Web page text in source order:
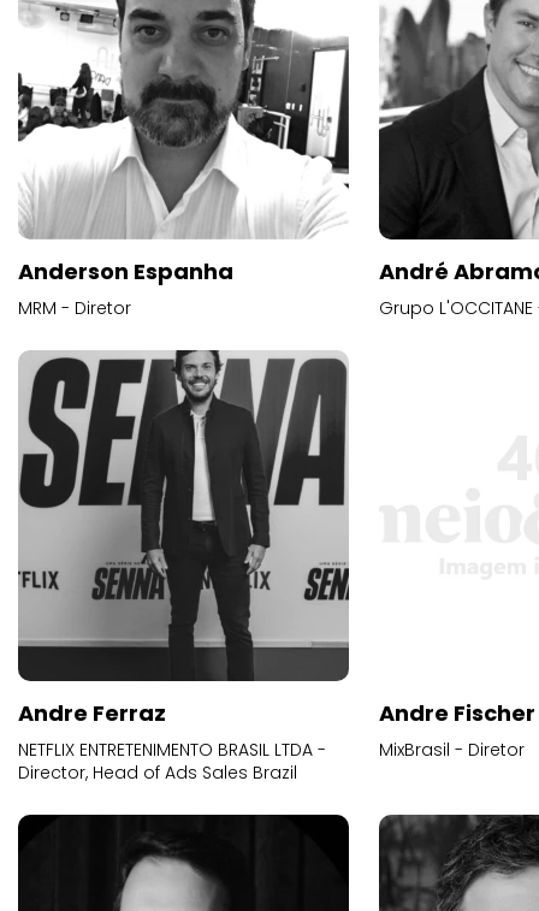
Anderson Espanha
MRM - Diretor
André
Grupo
Andre Ferraz
NETFLIX ENTRETENIMENTO BRASIL LTDA -
Director, Head of Ads Sales Brazil
Andre Fischer
MixBrasil - Diretor